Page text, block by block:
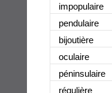
impopulaire
pendulaire
bijoutière
oculaire
péninsulaire
régulière